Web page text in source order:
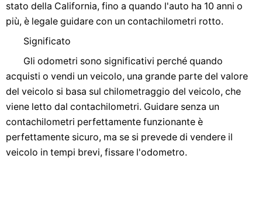
stato della California, fino a quando l'auto ha 10 anni o
più, è legale guidare con un contachilometri rotto.
Significato
Gli odometri sono significativi perché quando
acquisti o vendi un veicolo, una grande parte del valore
del veicolo si basa sul chilometraggio del veicolo, che
viene letto dal contachilometri. Guidare senza un
contachilometri perfettamente funzionante è
perfettamente sicuro, ma se si prevede di vendere il
veicolo in tempi brevi, fissare l'odometro.